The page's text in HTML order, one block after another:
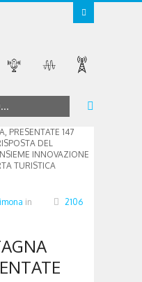
in
2106